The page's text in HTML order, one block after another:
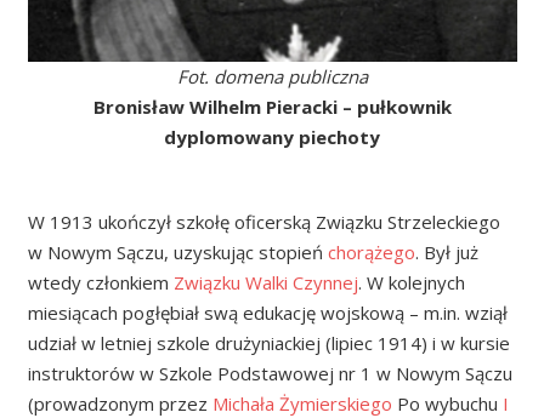
Fot. domena publiczna
Bronisław Wilhelm Pieracki – pułkownik
dyplomowany piechoty
W 1913 ukończył szkołę oficerską Związku Strzeleckiego
w Nowym Sączu, uzyskując stopień chorążego. Był już
wtedy członkiem Związku Walki Czynnej. W kolejnych
miesiącach pogłębiał swą edukację wojskową – m.in. wziął
udział w letniej szkole drużyniackiej (lipiec 1914) i w kursie
instruktorów w Szkole Podstawowej nr 1 w Nowym Sączu
(prowadzonym przez Michała Żymierskiego Po wybuchu I